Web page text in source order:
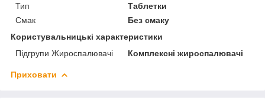
Тип
Таблетки
Смак
Без смаку
Користувальницькі характеристики
Підгрупи Жироспалювачі
Комплексні жироспалювачі
Приховати